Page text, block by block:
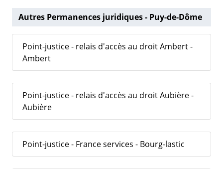
Autres Permanences juridiques - Puy-de-Dôme
Point-justice - relais d'accès au droit Ambert -
Ambert
Point-justice - relais d'accès au droit Aubière -
Aubière
Point-justice - France services - Bourg-lastic